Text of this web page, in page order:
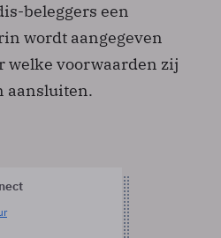
beleggers een
wordt aangegeven
welke voorwaarden zij
aansluiten.